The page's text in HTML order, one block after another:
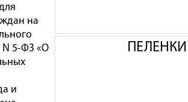
на
N 5-ФЗ «О
и